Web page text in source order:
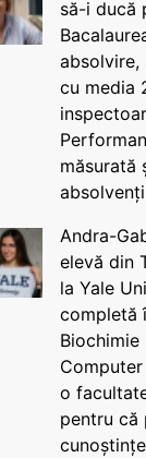
să-i ducă
absolvire,
cu media
măsurată
Andra-
elevă din
la Yale
completă
Biochimie
o
pentru că